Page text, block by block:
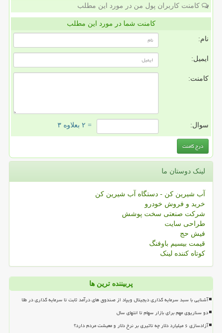
کامنت کاربران پول من در مورد این مطلب
کامنت شما در مورد این مطلب
نام:
ایمیل:
کامنت:
سوال: = ۲ بعلاوه ۳
لینک دوستان ما
آب شیرین کن - دستگاه آب شیرین کن
خرید و فروش خودرو
شرکت صنعتی سخت پوشش
طراحی سایت
فیش حج
قیمت بیسیم باوفنگ
کوتاه کننده لینک
پربیننده ترین ها
آشنایی با سبد سرمایه گذاری دیجیتال ویپاد از صندوق های درآمد ثابت تا سرمایه گذاری در طلا
دو سناریوی مهم برای بازار سهام تا انتهای سال
آزادسازی ۶ میلیارد دلار چه تاثیری بر نرخ دلار و معیشت مردم دارد؟